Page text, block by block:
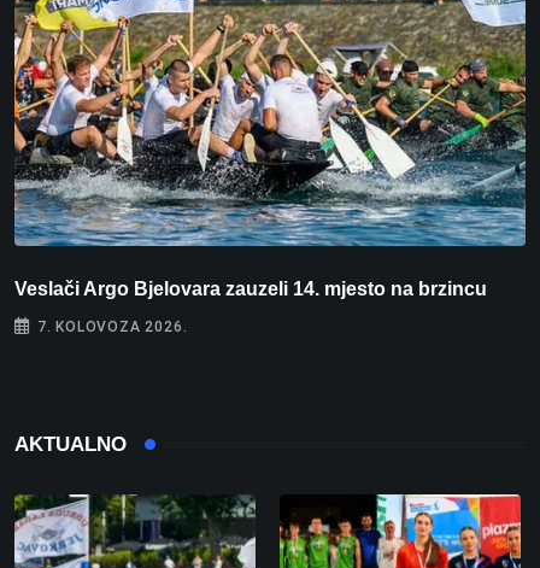
Veslači Argo Bjelovara zauzeli 14. mjesto na brzincu
7. KOLOVOZA 2026.
AKTUALNO